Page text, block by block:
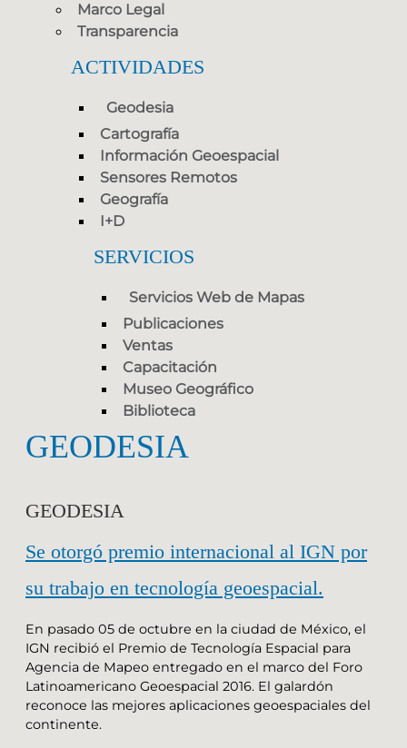
Marco Legal
Transparencia
ACTIVIDADES
Geodesia
Cartografía
Información Geoespacial
Sensores Remotos
Geografía
I+D
SERVICIOS
Servicios Web de Mapas
Publicaciones
Ventas
Capacitación
Museo Geográfico
Biblioteca
GEODESIA
GEODESIA
Se otorgó premio internacional al IGN por
su trabajo en tecnología geoespacial.
En pasado 05 de octubre en la ciudad de México, el
IGN recibió el Premio de Tecnología Espacial para
Agencia de Mapeo entregado en el marco del Foro
Latinoamericano Geoespacial 2016. El galardón
reconoce las mejores aplicaciones geoespaciales del
continente.